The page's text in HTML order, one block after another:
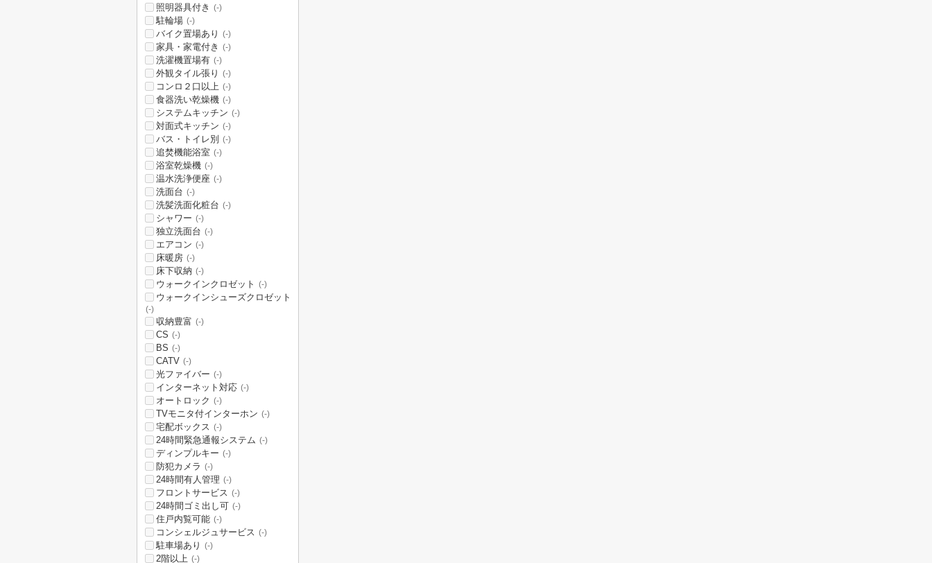
照明器具付き (-)
駐輪場 (-)
バイク置場あり (-)
家具・家電付き (-)
洗濯機置場有 (-)
外観タイル張り (-)
コンロ２口以上 (-)
食器洗い乾燥機 (-)
システムキッチン (-)
対面式キッチン (-)
バス・トイレ別 (-)
追焚機能浴室 (-)
浴室乾燥機 (-)
温水洗浄便座 (-)
洗面台 (-)
洗髪洗面化粧台 (-)
シャワー (-)
独立洗面台 (-)
エアコン (-)
床暖房 (-)
床下収納 (-)
ウォークインクロゼット (-)
ウォークインシューズクロゼット
(-)
収納豊富 (-)
CS (-)
BS (-)
CATV (-)
光ファイバー (-)
インターネット対応 (-)
オートロック (-)
TVモニタ付インターホン (-)
宅配ボックス (-)
24時間緊急通報システム (-)
ディンプルキー (-)
防犯カメラ (-)
24時間有人管理 (-)
フロントサービス (-)
24時間ゴミ出し可 (-)
住戸内覧可能 (-)
コンシェルジュサービス (-)
駐車場あり (-)
2階以上 (-)